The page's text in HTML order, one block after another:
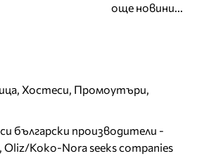
още новини...
Хостеси, Промоутъри,
български производители -
Oliz/Koko-Nora seeks companies